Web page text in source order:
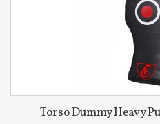
Torso Dummy Heavy